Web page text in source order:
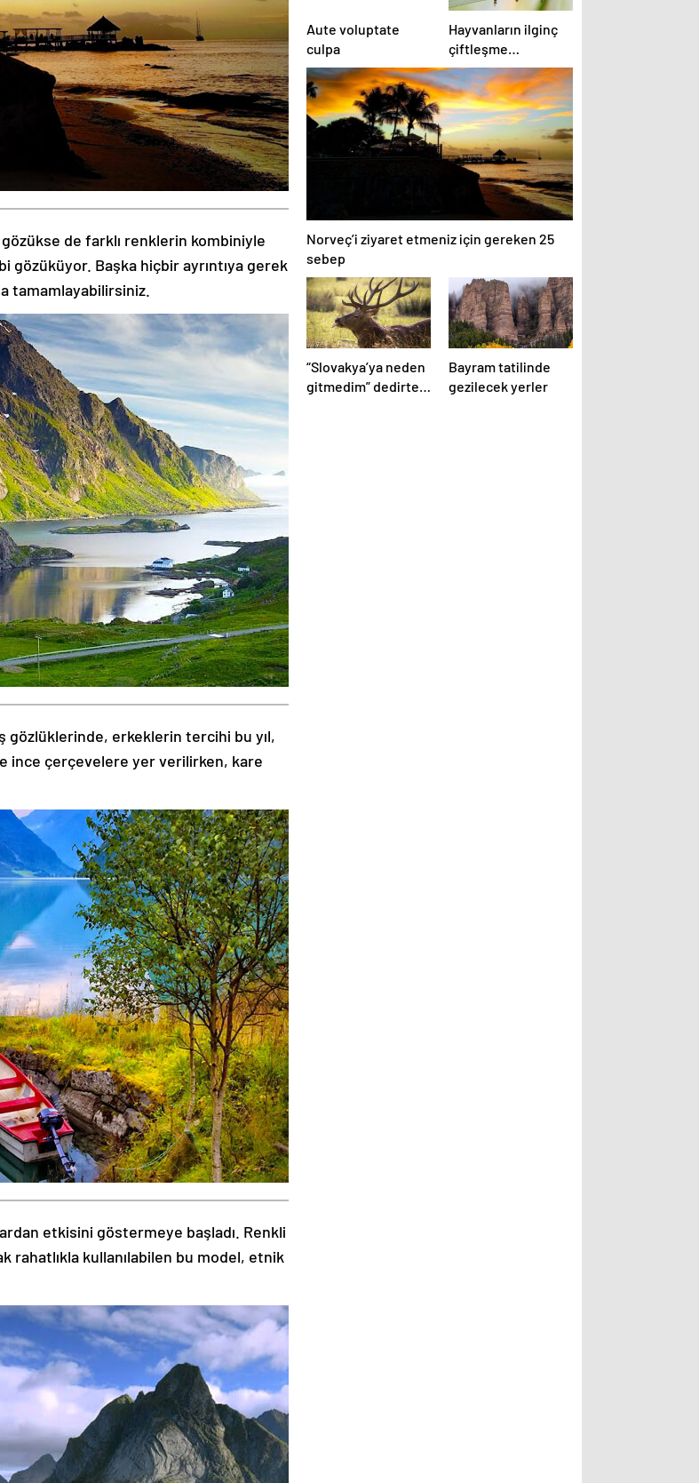
de farklı renklerin kombiniyle
gözüküyor. Başka hiçbir ayrıntıya gerek
tamamlayabilirsiniz.
gözlüklerinde, erkeklerin tercihi bu yıl,
ince çerçevelere yer verilirken, kare
etkisini göstermeye başladı. Renkli
rahatlıkla kullanılabilen bu model, etnik
Aute voluptate
culpa
Hayvanların ilginç
çiftleşme
biçimlerini National
Geographic
görüntüledi.
Norveç’i ziyaret etmeniz için gereken 25
sebep
“Slovakya’ya neden
gitmedim” dedirten
Bayram tatilinde
gezilecek yerler